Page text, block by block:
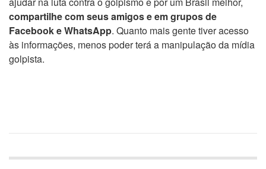
compartilhe com seus amigos e em grupos de
Facebook e WhatsApp. Quanto mais gente tiver acesso
às informações, menos poder terá a manipulação da mídia
golpista.